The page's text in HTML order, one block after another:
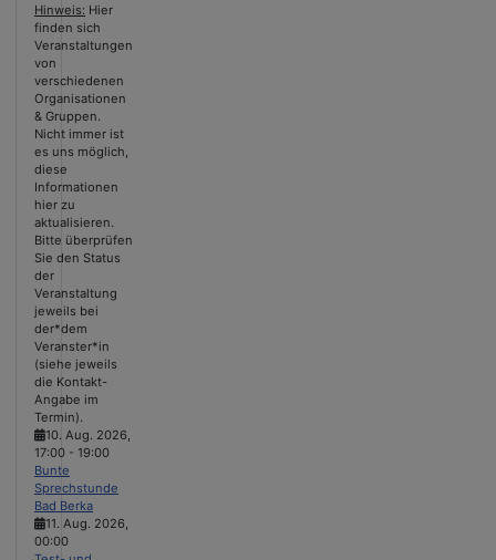
Hinweis: Hier
finden sich
Veranstaltungen
von
verschiedenen
Organisationen
& Gruppen.
Nicht immer ist
es uns möglich,
diese
Informationen
hier zu
aktualisieren.
Bitte überprüfen
Sie den Status
der
Veranstaltung
jeweils bei
der*dem
Veranster*in
(siehe jeweils
die Kontakt-
Angabe im
Termin).
10. Aug. 2026
17:00 - 19:00
Bunte
Sprechstunde
Bad Berka
11. Aug. 2026
00:00